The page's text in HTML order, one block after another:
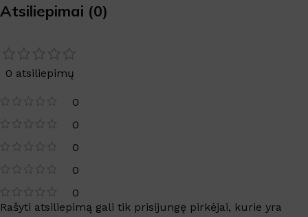
Atsiliepimai (0)
0 atsiliepimų
0
0
0
0
0
Rašyti atsiliepimą gali tik prisijungę pirkėjai, kurie yra